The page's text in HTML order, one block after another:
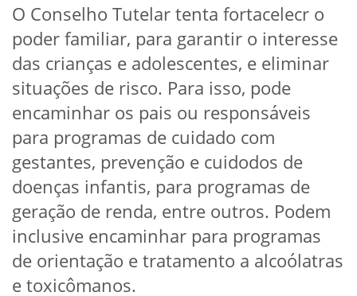
O Conselho Tutelar tenta fortacelecr o
poder familiar, para garantir o interesse
das crianças e adolescentes, e eliminar
situações de risco. Para isso, pode
encaminhar os pais ou responsáveis
para programas de cuidado com
gestantes, prevenção e cuidodos de
doenças infantis, para programas de
geração de renda, entre outros. Podem
inclusive encaminhar para programas
de orientação e tratamento a alcoólatras
e toxicômanos.